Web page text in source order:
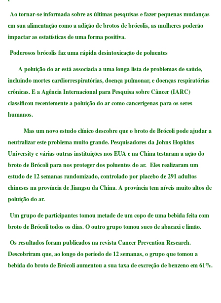
Ao tornar-se informada sobre as últimas pesquisas e fazer pequenas mudanças
em sua alimentação como a adição de brotos de brócolis, as mulheres poderão
impactar as estatísticas de uma forma positiva.
Poderosos brócolis faz uma rápida desintoxicação de poluentes
A poluição do ar está associada a uma longa lista de problemas de saúde,
incluindo mortes cardiorrespiratórias, doença pulmonar, e doenças respiratórias
crônicas. E a Agência Internacional para Pesquisa sobre Câncer (IARC)
classificou recentemente a poluição do ar como cancerígenas para os seres
humanos.
Mas um novo estudo clínico descobre que o broto de Brócoli pode ajudar a
neutralizar este problema muito grande. Pesquisadores da Johns Hopkins
University e várias outras instituições nos EUA e na China testaram a ação do
broto de Brócoli para nos proteger dos poluentes do ar. Eles realizaram um
estudo de 12 semanas randomizado, controlado por placebo de 291 adultos
chineses na província de Jiangsu da China. A província tem níveis muito altos de
poluição do ar.
Um grupo de participantes tomou metade de um copo de uma bebida feita com
broto de Brócoli todos os dias. O outro grupo tomou suco de abacaxi e limão.
Os resultados foram publicados na revista Cancer Prevention Research.
Descobriram que, ao longo do período de 12 semanas, o grupo que tomou a
bebida do broto de Brócoli aumentou a sua taxa de excreção de benzeno em 61%.